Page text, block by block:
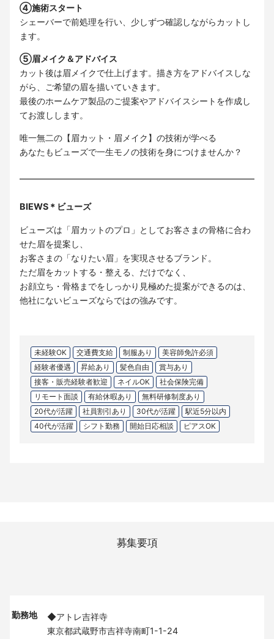
④施術スタート
シェーバーで前処理を行い、少しずつ確認しながらカットし
ます。
⑤眉メイク＆アドバイス
カット後は眉メイクで仕上げます。描き方をアドバイスしな
がら、ご希望の眉を描いていきます。
最後のホームケア製品のご提案やアドバイスシートを作成し
てお渡しします。
唯一無二の【眉カット・眉メイク】の技術が学べる
あなたもビューズで一生モノの技術を身につけませんか？
BIEWS＊ビューズ
ビューズは「眉カットのプロ」としてお客さまの骨格に合わ
せた眉を提案し、
お客さまの「なりたい眉」を実現させるブランド。
ただ眉をカットする・整える、だけでなく、
お顔立ち・骨格までをしっかり見極めた提案ができるのは、
他社にないビューズならではの強みです。
未経験OK 交通費支給 制服あり
美容師免許必須
経験者優遇
昇給あり 髪色自由
賞与あり
接客・販売経験者歓迎
ネイルOK
社会保険完備
リモート面談
有給休暇あり
無料研修制度あり
20代が活躍
社員割引あり 30代が活躍
駅近5分以内
40代が活躍
シフト勤務 開始日応相談 ピアスOK
募集要項
勤務地
◆アトレ吉祥寺
東京都武蔵野市吉祥寺南町1-1-24